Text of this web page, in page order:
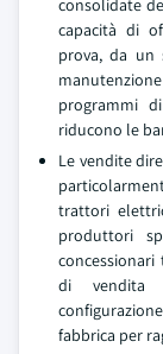
consolidate
capacità di
prova, da un
programmi
riducono le
Le vendite
trattori
produttori
di vendita
fabbrica per